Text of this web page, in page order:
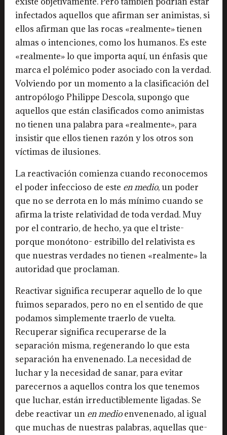
infectados aquellos que afirman ser animistas, si
ellos afirman que las rocas «realmente» tienen
almas o intenciones, como los humanos. Es este
«realmente» lo que importa aquí, un énfasis que
marca el polémico poder asociado con la verdad.
Volviendo por un momento a la clasificación del
antropólogo Philippe Descola, supongo que
aquellos que están clasificados como animistas
no tienen una palabra para «realmente», para
insistir que ellos tienen razón y los otros son
víctimas de ilusiones.
La reactivación comienza cuando reconocemos
el poder infeccioso de este en medio, un poder
que no se derrota en lo más mínimo cuando se
afirma la triste relatividad de toda verdad. Muy
por el contrario, de hecho, ya que el triste-
porque monótono- estribillo del relativista es
que nuestras verdades no tienen «realmente» la
autoridad que proclaman.
Reactivar significa recuperar aquello de lo que
fuimos separados, pero no en el sentido de que
podamos simplemente traerlo de vuelta.
Recuperar significa recuperarse de la
separación misma, regenerando lo que esta
separación ha envenenado. La necesidad de
luchar y la necesidad de sanar, para evitar
parecernos a aquellos contra los que tenemos
que luchar, están irreductiblemente ligadas. Se
debe reactivar un en medioenvenenado, al igual
que muchas de nuestras palabras, aquellas que-